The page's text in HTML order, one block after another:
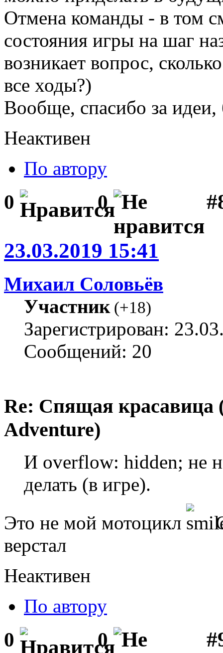
Отмена команды - в том
состояния игры на шаг
возникает вопрос,
все ходы?)
Вообще, спасибо за идеи,
Неактивен
По автору
0 0
23.03.2019 15:41
Михаил Соловьёв
Участник(+18)
Зарегистрирован:
Сообщений: 20
Re: Спящая красавица
Adventure)
И overflow: hidden; не
делать (в игре).
Это не мой мотоцикл
верстал
Неактивен
По автору
0 0